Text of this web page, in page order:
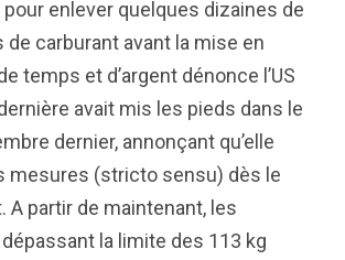
enlever quelques dizaines de
de carburant avant la mise en
temps et d’argent dénonce l’US
avait mis les pieds dans le
dernier, annonçant qu’elle
mesures (stricto sensu) dès le
A partir de maintenant, les
la limite des 113 kg